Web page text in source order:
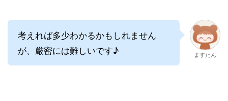
考えれば多少わかるかもしれません
が、厳密には難しいです♪
ますたん